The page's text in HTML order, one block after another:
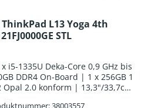
L13 Yoga 4th
21FJ0000GE STL
i5-1335U Deka-Core 0,9 GHz bis
DDR4 On-Board | 1 x 256GB 1
Opal 2.0 konform | 13,3"/33,7cm
38003557